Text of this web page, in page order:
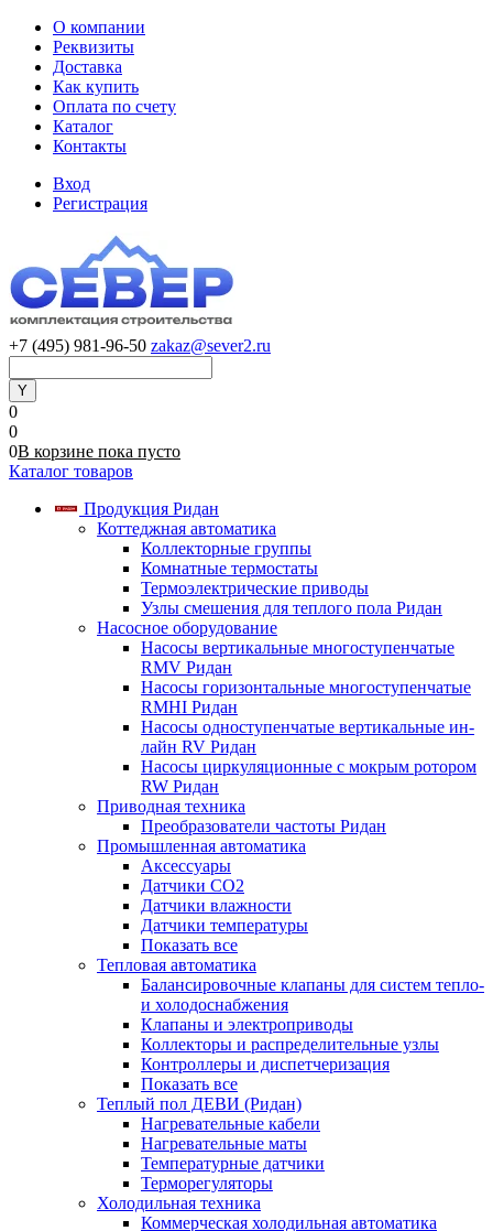
О компании
Реквизиты
Доставка
Как купить
Оплата по счету
Каталог
Контакты
Вход
Регистрация
+7 (495) 981-96-50 zakaz@sever2.ru
0
0
0В корзине пока пусто
Каталог товаров
Продукция Ридан
Коттеджная автоматика
Коллекторные группы
Комнатные термостаты
Термоэлектрические приводы
Узлы смешения для теплого пола Ридан
Насосное оборудование
Насосы вертикальные многоступенчатые
RMV Ридан
Насосы горизонтальные многоступенчатые
RMHI Ридан
Насосы одноступенчатые вертикальные ин-
лайн RV Ридан
Насосы циркуляционные с мокрым ротором
RW Ридан
Приводная техника
Преобразователи частоты Ридан
Промышленная автоматика
Аксессуары
Датчики CO2
Датчики влажности
Датчики температуры
Показать все
Тепловая автоматика
Балансировочные клапаны для систем тепло-
и холодоснабжения
Клапаны и электроприводы
Коллекторы и распределительные узлы
Контроллеры и диспетчеризация
Показать все
Теплый пол ДЕВИ (Ридан)
Нагревательные кабели
Нагревательные маты
Температурные датчики
Терморегуляторы
Холодильная техника
Коммерческая холодильная автоматика